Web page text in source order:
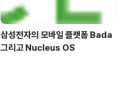
삼성전자의 모바일 플랫폼 Bada
그리고 Nucleus OS